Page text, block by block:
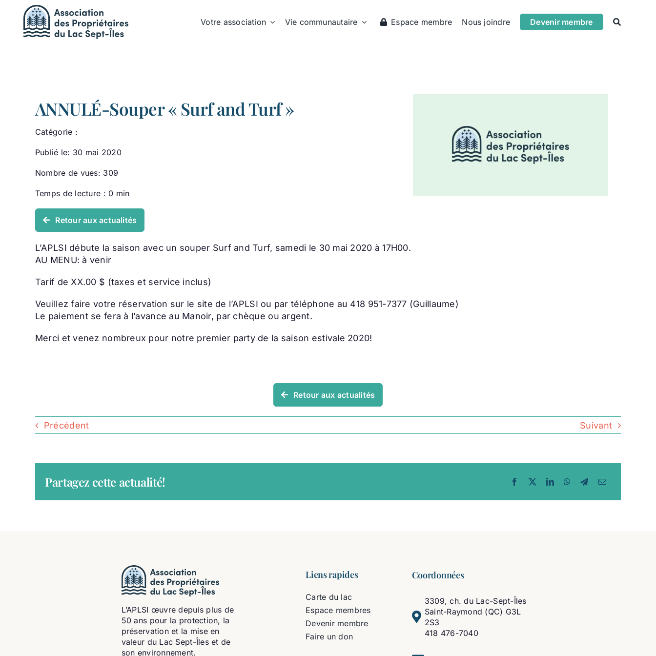
Passer
contenu
Votre association Vie communautaire Espace membre Nous joindre Devenir membre
ANNULÉ-Souper « Surf and Turf »
Catégorie :
Publié le: 30 mai 2020
Nombre de vues: 309
Temps de lecture : 0 min
Retour aux actualités
L’APLSI débute la saison avec un souper Surf and Turf, samedi le 30 mai 2020 à 17H00.
AU MENU: à venir
Tarif de XX.00 $ (taxes et service inclus)
Veuillez faire votre réservation sur le site de l’APLSI ou par téléphone au 418 951-7377 (Guillaume)
Le paiement se fera à l’avance au Manoir, par chèque ou argent.
Merci et venez nombreux pour notre premier party de la saison estivale 2020!
Retour aux actualités
Précédent Suivant
Partagez cette actualité!
L’APLSI œuvre depuis plus de
50 ans pour la protection, la
préservation et la mise en
valeur du Lac Sept-Îles et de
son environnement.
Liens rapides
Carte du lac
Espace membres
Devenir membre
Faire un don
Coordonnées
3309, ch. du Lac-Sept-Îles
Saint-Raymond (QC) G3L
2S3
418 476-7040